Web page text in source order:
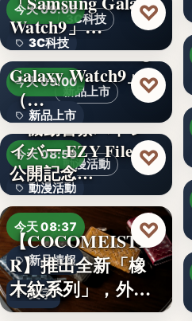
文字
3C科技
今天 09:00
3C科技
文字
Watch9」…
♡
新品上市
今天 09:00
新品上市
文字
＜au＞「Samsung
Galaxy Watch9」
（…
♡
動漫活動
今天 08:59
動漫活動
3,000円
『機動警察パトレ
イバー EZY File 2』
公開記念…
♡
今天 08:37
新品情報
文字
【COCOMEISTE
R】推出全新「橡
木紋系列」，外層
採…
♡